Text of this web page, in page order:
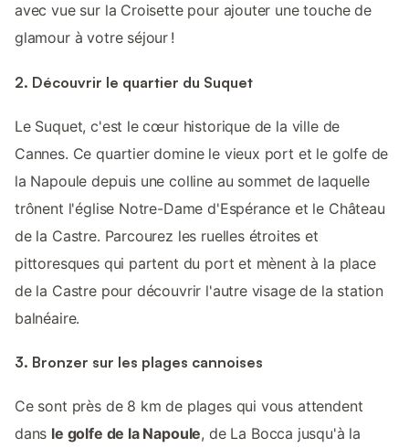
avec vue sur la Croisette pour ajouter une touche de
glamour à votre séjour !
2. Découvrir le quartier du Suquet
Le Suquet, c'est le cœur historique de la ville de
Cannes. Ce quartier domine le vieux port et le golfe de
la Napoule depuis une colline au sommet de laquelle
trônent l'église Notre-Dame d'Espérance et le Château
de la Castre. Parcourez les ruelles étroites et
pittoresques qui partent du port et mènent à la place
de la Castre pour découvrir l'autre visage de la station
balnéaire.
3. Bronzer sur les plages cannoises
Ce sont près de 8 km de plages qui vous attendent
dans le golfe de la Napoule, de La Bocca jusqu'à la